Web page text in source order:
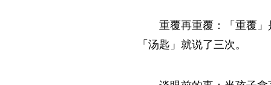
重覆再重覆：「重覆
「汤匙」就说了三次。